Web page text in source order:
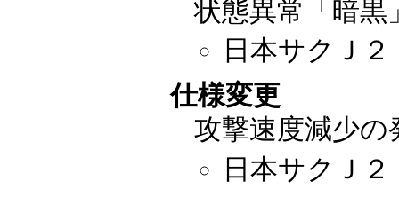
状態異常「暗黒
日本サクＪ
仕様変更
攻撃速度減少の
日本サクＪ